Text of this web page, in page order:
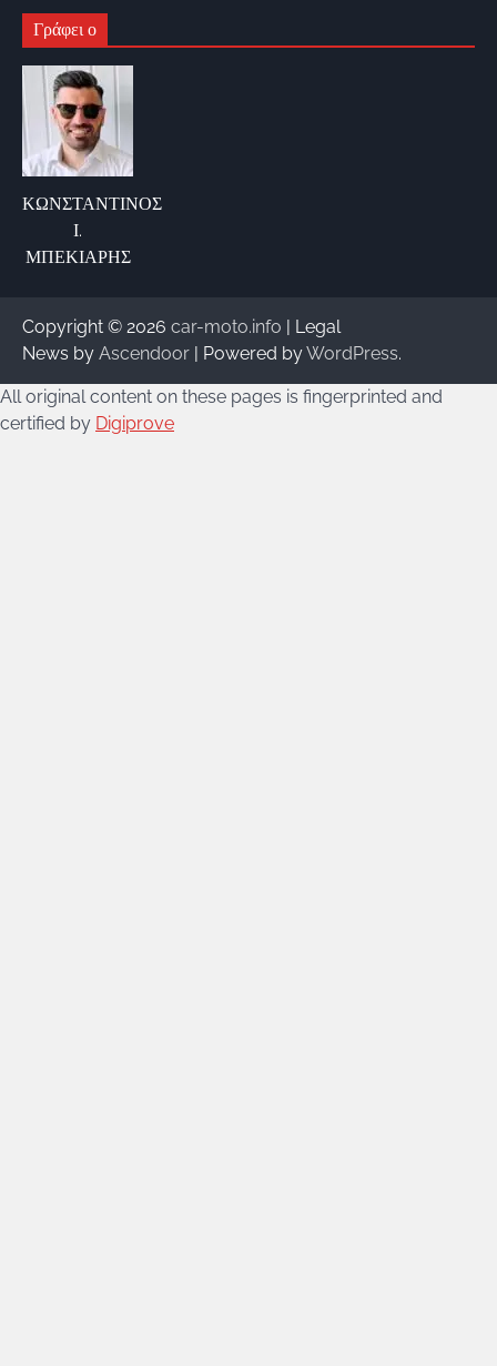
Γράφει ο
ΚΩΝΣΤΑΝΤΙΝΟΣ
Ι.
ΜΠΕΚΙΑΡΗΣ
Copyright © 2026 car-moto.info | Legal
News by Ascendoor | Powered byWordPress.
All original content on these pages is fingerprinted and
certified by Digiprove